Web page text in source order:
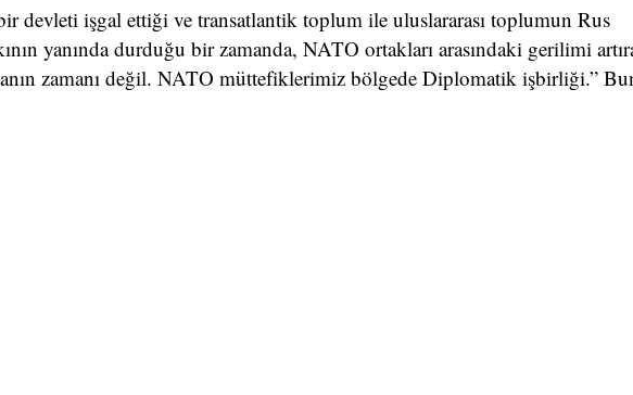
devleti işgal ettiği ve transatlantik toplum ile uluslararası toplumun Rus
yanında durduğu bir zamanda, NATO ortakları arasındaki gerilimi
zamanı değil. NATO müttefiklerimiz bölgede Diplomatik işbirliği.”